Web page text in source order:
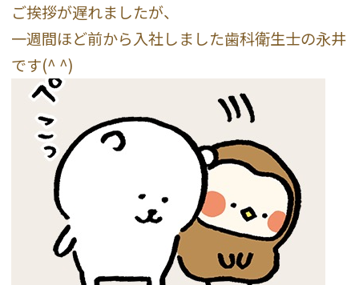
ご挨拶が遅れましたが、
一週間ほど前から入社しました歯科衛生士の永井
です(^ ^)